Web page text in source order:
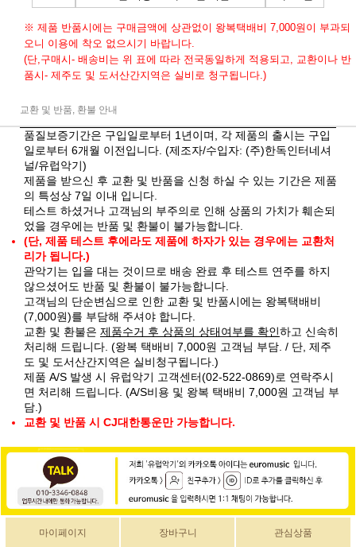
※ 제품 반품시에는 구매금액에 상관없이 왕복택배비 7,000원이 부과되
오니 이용에 착오 없으시기 바랍니다.
(단,구매시- 배송비는 위 표에 따라 전국동일하게 적용되고, 교환이나 반
품시- 제주도 및 도서산간지역은 실비로 청구됩니다.)
교환 및 반품, 환불 안내
품질보증기간은 구입일로부터 1년이며, 각 제품의 출시는 구입
일로부터 6개월 이전입니다. (제조자/수입자: (주)한독인터네셔
널/유럽악기)
제품을 받으신 후 교환 및 반품을 신청 하실 수 있는 기간은 제품
의 특성상 7일 이내 입니다.
테스트 하셨거나 고객님의 부주의로 인해 상품의 가치가 훼손되
었을 경우에는 반품 및 환불이 불가능합니다.
(단, 제품 테스트 후에라도 제품에 하자가 있는 경우에는 교환처
리가 됩니다.)
관악기는 입을 대는 것이므로 배송 완료 후 테스트 연주를 하지
않으셨어도 반품 및 환불이 불가능합니다.
고객님의 단순변심으로 인한 교환 및 반품시에는 왕복택배비
(7,000원)를 부담해 주셔야 합니다.
교환 및 환불은 제품수거 후 상품의 상태여부를 확인하고 신속히
처리해 드립니다. (왕복 택배비 7,000원 고객님 부담. / 단, 제주
도 및 도서산간지역은 실비청구됩니다.)
제품 A/S 발생 시 유럽악기 고객센터(02-522-0869)로 연락주시
면 처리해 드립니다. (A/S비용 및 왕복 택배비 7,000원 고객님 부
담.)
교환 및 반품 시 CJ대한통운만 가능합니다.
마이페이지 장바구니 관심상품